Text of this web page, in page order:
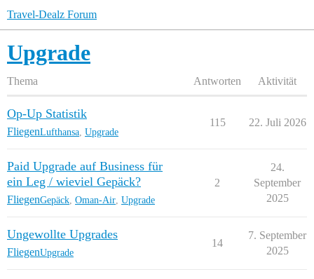
Travel-Dealz Forum
Upgrade
Thema Antworten Aktivität
Op-Up Statistik
FliegenLufthansa Upgrade
115 22. Juli 2026
Paid Upgrade auf Business für
ein Leg / wieviel Gepäck?
FliegenGepäck Oman-Air Upgrade
2
24.
September
2025
Ungewollte Upgrades
FliegenUpgrade
14
7. September
2025